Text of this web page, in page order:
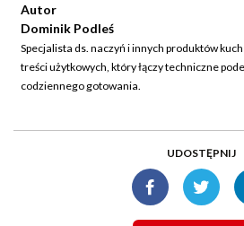
Autor
Dominik Podleś
Specjalista ds. naczyń i innych produktów
treści użytkowych, który łączy techniczne
codziennego gotowania.
UDOSTĘPNIJ